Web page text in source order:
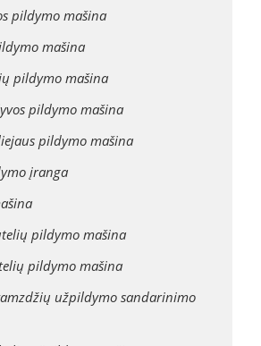
pildymo mašina
mašina
pildymo mašina
pildymo mašina
pildymo mašina
įranga
pildymo mašina
pildymo mašina
užpildymo sandarinimo